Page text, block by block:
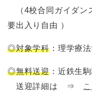
（4校合同ガイダン
要出入り自由 ）
◎対象学科 ：理学療
◎無料送迎 ：近鉄生
送迎詳細は ⇒